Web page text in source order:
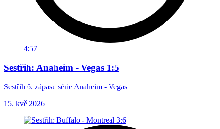
4:57
Sestřih: Anaheim - Vegas 1:5
Sestřih 6. zápasu série Anaheim - Vegas
15. kvě 2026